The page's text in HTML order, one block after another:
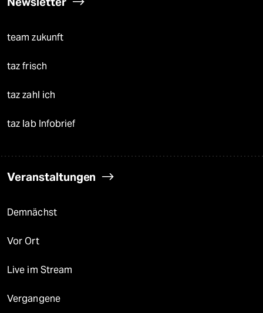
team zukunft
taz frisch
taz zahl ich
taz lab Infobrief
Veranstaltungen
Demnächst
Vor Ort
Live im Stream
Vergangene